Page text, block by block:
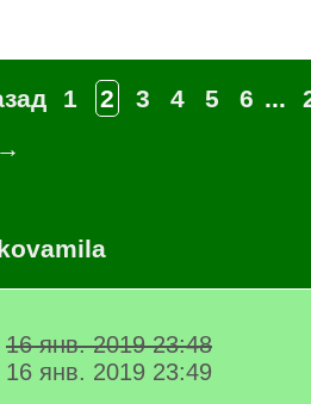
1 2 3 4 5 6 ...
16 янв. 2019 23:48
16 янв. 2019 23:49